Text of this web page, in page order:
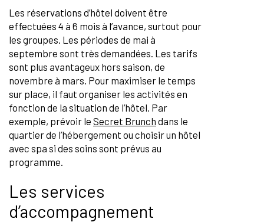
Les réservations d’hôtel doivent être
effectuées 4 à 6 mois à l’avance, surtout pour
les groupes. Les périodes de mai à
septembre sont très demandées. Les tarifs
sont plus avantageux hors saison, de
novembre à mars. Pour maximiser le temps
sur place, il faut organiser les activités en
fonction de la situation de l’hôtel. Par
exemple, prévoir le Secret Brunch dans le
quartier de l’hébergement ou choisir un hôtel
avec spa si des soins sont prévus au
programme.
Les services
d’accompagnement